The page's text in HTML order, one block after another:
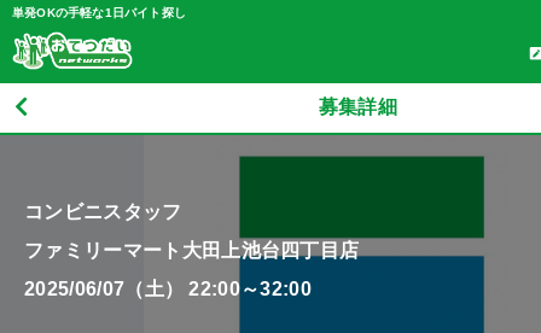
単発OKの手軽な1日バイト探し
募集詳細
コンビニスタッフ
ファミリーマート大田上池台四丁目店
2025/06/07（土） 22:00～32:00